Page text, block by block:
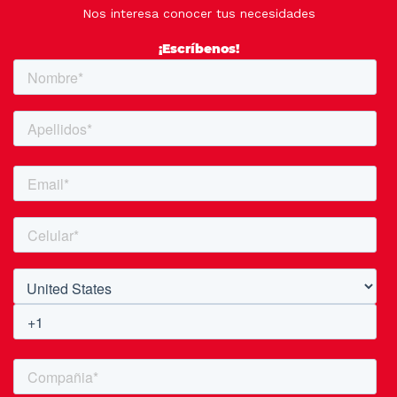
Nos interesa conocer tus necesidades
¡Escríbenos!